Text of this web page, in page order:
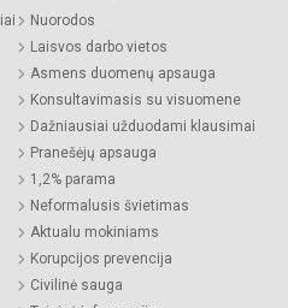
Nuorodos
Laisvos darbo vietos
Asmens duomenų apsauga
Konsultavimasis su visuomene
Dažniausiai užduodami klausimai
Pranešėjų apsauga
1,2% parama
Neformalusis švietimas
Aktualu mokiniams
Korupcijos prevencija
Civilinė sauga